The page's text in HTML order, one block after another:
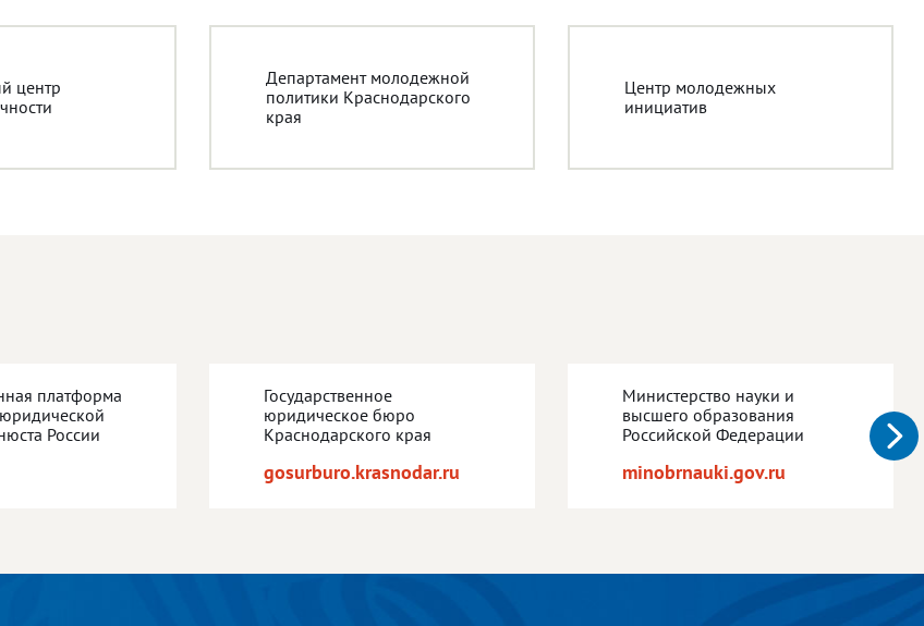
центр
Департамент молодежной
политики Краснодарского
края
Центр молодежных
инициатив
платформа
России
Государственное
юридическое бюро
Краснодарского края
gosurburo.krasnodar.ru
Министерство науки и
высшего образования
Российской Федерации
minobrnauki.gov.ru